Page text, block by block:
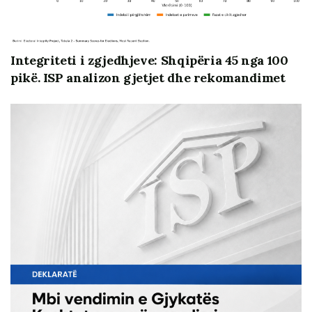
si dhe në mbështetjen logjistike dhe infrastrukturore të
mosmarrëveshjeve politiko-institucionale.
realizimin e reformës në drejtësi vijojnë të jenë të
mëdha, deklaratat dhe retorikat e partnereve
ndërkombëtar kanë rritur intensitetin qortues dhe
kushtëzimet për proceset e integrimit evropian kanë
mbetur të bllokuara edhe për shkak të problematikave
të mësipërme, përfaqësuesit e institucioneve të
drejtësisë dhe organet e larta shtetërore nuk po gjejnë
ende një dakordësi dhe gjuhë të përbashkët për të
përmbyllur sa më shpejt këtë proces duke vënë në
efiçensë të plotë drejtësinë shqiptare.
Është për tu veçuar fakti se gjatë këtyre viteve,
Integriteti i zgjedhjeve: Shqipëria 45 nga 100
pikë. ISP analizon gjetjet dhe rekomandimet